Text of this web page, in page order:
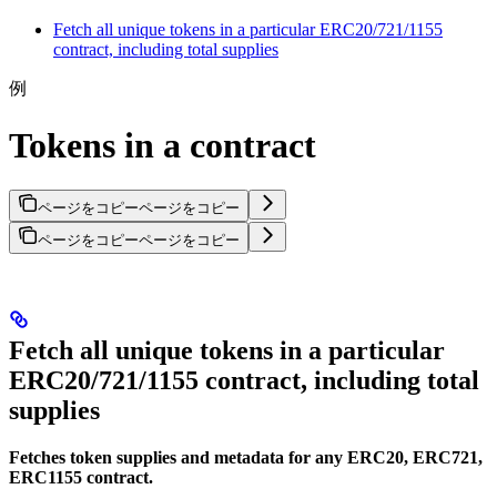
Fetch all unique tokens in a particular ERC20/721/1155
contract, including total supplies
例
Tokens in a contract
ページをコピーページをコピー
ページをコピーページをコピー
Fetch all unique tokens in a particular
ERC20/721/1155 contract, including total
supplies
Fetches token supplies and metadata for any ERC20, ERC721,
ERC1155 contract.